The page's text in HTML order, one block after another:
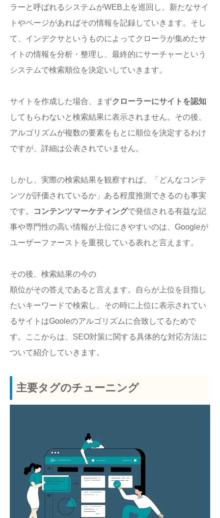
ラーと呼ばれるシステムがWEB上を巡回し、新たなサイ
トやページがあればその情報を記録していきます。そし
て、インデクサというものによってクローラが集めたサ
イトの情報を分析・整理し、最終的にサーチャーという
システムで検索順位を決定いしていきます。
サイトを作成した場合、まずクローラーにサイトを認知
してもらわないと検索結果に表示されません。その後、
アルゴリズムが複数の要素をもとに順位を決定するわけ
ですが、詳細は公表されていません。
しかし、実際の検索結果を観察すれば、「どんなコンテ
ンツが評価されているか」ある程度推測できるのも事実
です。
コンテンツマーケティングで発信される有益な記
事や専門性の高い情報が上位にきやすいのは、Googleが
ユーザーファーストを重視している表れと言えます。
その後、検索結果の今の
順位がその答えであると言えます。自らが上位を目指し
たいキーワードで検索し、その時に上位に表示されてい
るサイトはGooleのアルゴリズムに合致してるためで
す。ここからは、SEO対策に関する具体的な対応方法に
ついて紹介していきます。
主要タグのチューニング